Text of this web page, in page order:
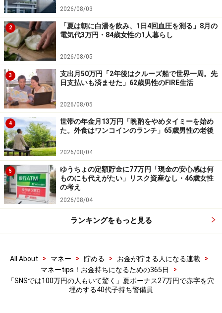
※記事内容は執筆時点のものです。最新の内容をご確認くださ
い。
本記事の内容は一般的な情報提供を目的としており、特定の金融
商品や投資行動を推奨するものではありません。
投資や資産運用に関する最終的なご判断はご自身の責任において
行ってください。
掲載情報の正確性・完全性については十分に配慮しております
が、その内容を保証するものではなく、これに基づく損失・損害
などについて当社は一切の責任を負いません。
最新の情報や詳細については、必ず各金融機関やサービス提供者
の公式情報をご確認ください。
【編集部からのお知らせ】
・「家計」について、アンケート（2026/8/31まで）を実施
中です！
※抽選で20名にAmazonギフト券1000円分プレゼント
※謝礼付きの限定アンケートやモニター企画に参加が可能に
なります
2026/08/03
2
「夏は朝に白湯を飲み、1日4回血圧を測る」8月の
電気代3万円・84歳女性の1人暮らし
2026/08/05
3
支出月50万円「2年後はクルーズ船で世界一周。先
日支払いも済ませた」62歳男性のFIRE生活
2026/08/05
4
世帯の年金月13万円「晩酌をやめタイミーを始め
た。外食はワンコインのランチ」65歳男性の老後
2026/08/04
5
ゆうちょの定額貯金に77万円「現金の安心感は何
ものにも代えがたい」リスク資産なし・46歳女性
の考え
2026/08/04
ランキングをもっと見る
All About > マネー > 貯める > お金が貯まる人になる連載
>
マネーtips！お金持ちになるための365日
>
「SNSでは100万円の人もいて驚く」夏ボーナス27万円で赤字を穴
埋めする40代子持ち警備員